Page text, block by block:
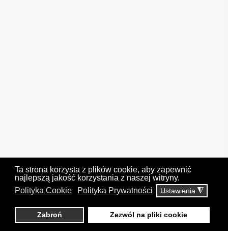
Ta strona korzysta z plików cookie, aby zapewnić
najlepszą jakość korzystania z naszej witryny.
Polityka Cookie
Polityka Prywatności Ustawienia ◮
Zabroń Zezwól na pliki cookie